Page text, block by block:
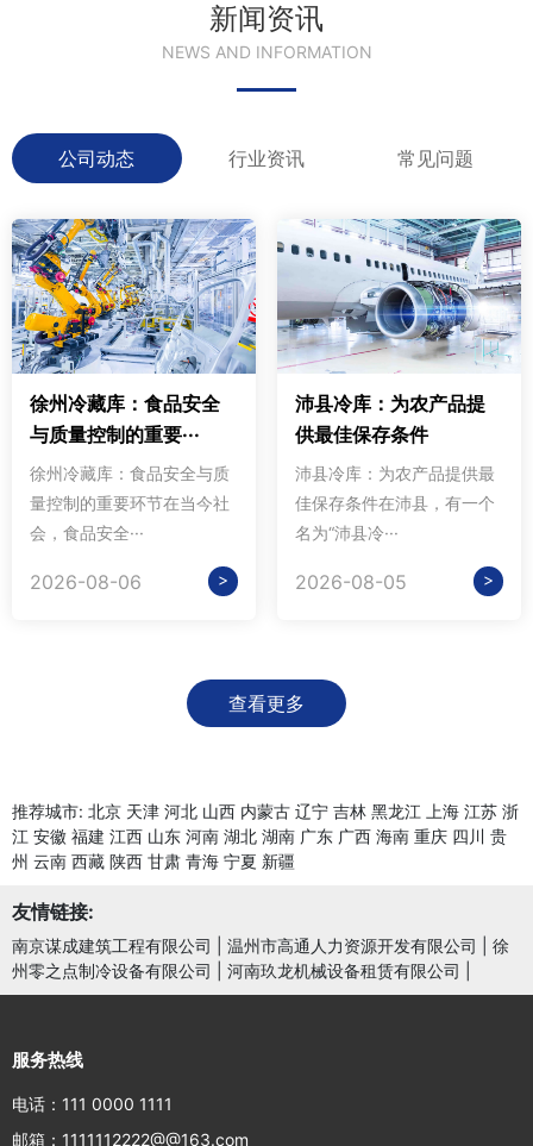
新闻资讯
NEWS AND INFORMATION
公司动态 行业资讯 常见问题
徐州冷藏库：食品安全
与质量控制的重要···
徐州冷藏库：食品安全与质
量控制的重要环节在当今社
会，食品安全···
2026-08-06 >
沛县冷库：为农产品提
供最佳保存条件
沛县冷库：为农产品提供最
佳保存条件在沛县，有一个
名为“沛县冷···
2026-08-05 >
查看更多
推荐城市: 北京 天津 河北 山西 内蒙古 辽宁 吉林 黑龙江 上海 江苏 浙
江 安徽 福建 江西 山东 河南 湖北 湖南 广东 广西 海南 重庆 四川 贵
州 云南 西藏 陕西 甘肃 青海 宁夏 新疆
友情链接:
南京谋成建筑工程有限公司 温州市高通人力资源开发有限公司
徐
州零之点制冷设备有限公司
河南玖龙机械设备租赁有限公司
服务热线
电话：111 0000 1111
邮箱：1111112222@@163.com